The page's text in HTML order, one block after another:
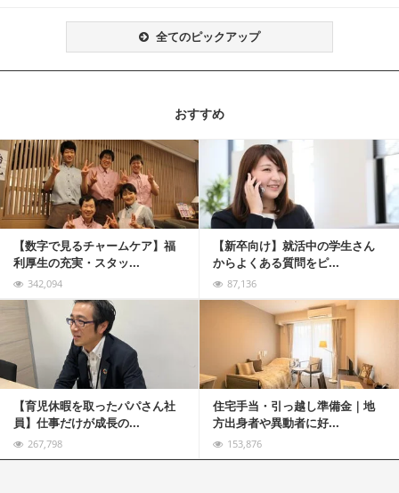
全てのピックアップ
おすすめ
【数字で見るチャームケア】福
利厚生の充実・スタッ...
342,094
【新卒向け】就活中の学生さん
からよくある質問をピ...
87,136
記事を読む
【育児休暇を取ったパパさん社
員】仕事だけが成長の...
267,798
住宅手当・引っ越し準備金｜地
方出身者や異動者に好...
153,876